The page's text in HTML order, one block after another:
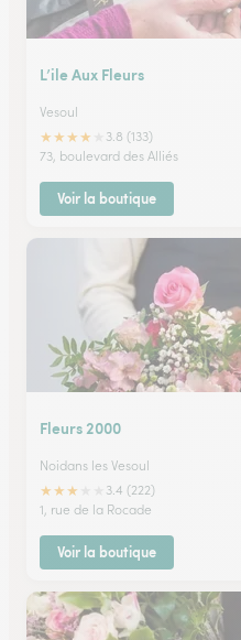
L’ile Aux Fleurs
Vesoul
★★★★
3.8 (133)
73, boulevard des Alliés
Voir la boutique
Fleurs 2000
Noidans les Vesoul
★★★
3.4 (222)
1, rue de la Rocade
Voir la boutique